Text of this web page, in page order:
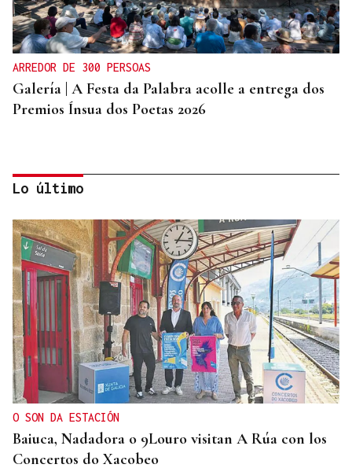
ARREDOR DE 300 PERSOAS
Galería | A Festa da Palabra acolle a entrega dos
Premios Ínsua dos Poetas 2026
CRIMEN EN A GRANXA
La jueza insta al CHUO a notificarle el alta de la
presunta matricida de O Carballiño
Lo último
O SON DA ESTACIÓN
Baiuca, Nadadora o 9Louro visitan A Rúa con los
Concertos do Xacobeo